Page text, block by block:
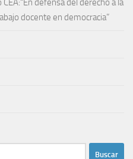
defensa del derecho a la
docente en democracia”